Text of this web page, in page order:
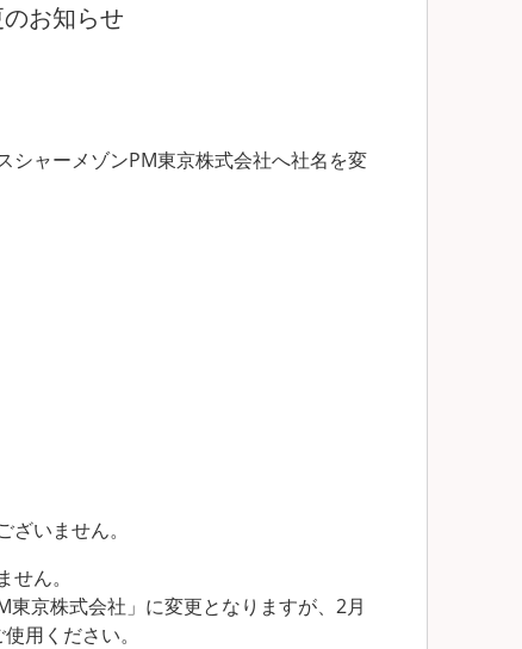
お知らせ
シャーメゾンPM東京株式会社へ社名を変
いません。
ん。
京株式会社」に変更となりますが、2月
用ください。